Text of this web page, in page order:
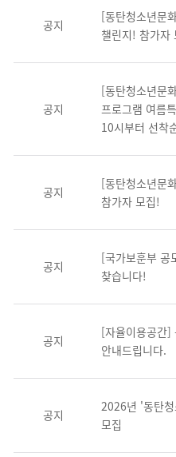
공지
[동탄청소년문
챌린지! 참가자
공지
[동탄청소년문
프로그램 여름
10시부터 선착
공지
[동탄청소년문
참가자 모집!
공지
[국가보훈부 공
찾습니다!
공지
[자율이용공간]
안내드립니다.
공지
2026년 '동탄
모집